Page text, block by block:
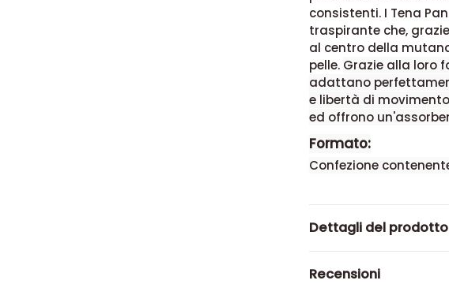
consistenti. I Tena
traspirante che,
al centro della
pelle. Grazie alla loro
adattano
e libertà di
ed offrono
Formato:
Confezione
Dettagli del prodotto
Recensioni